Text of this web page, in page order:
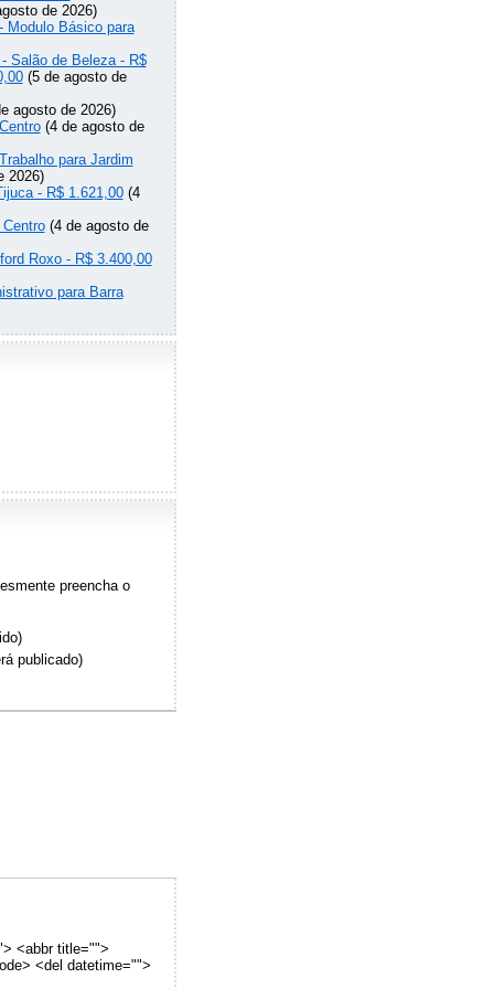
de 2026)
Modulo Básico para
Salão de Beleza - R$
(5 de agosto de
agosto de 2026)
(4 de agosto de
para Jardim
2026)
- R$ 1.621,00(4
(4 de agosto de
Roxo - R$ 3.400,00
para Barra
preencha o
publicado)
<abbr title="">
<del datetime="">